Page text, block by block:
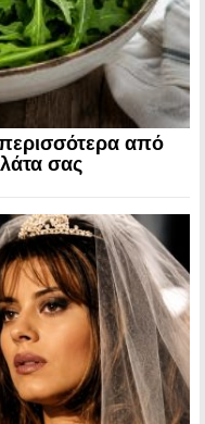
περισσότερα από
σας